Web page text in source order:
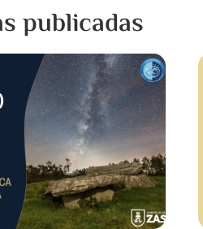
publicadas